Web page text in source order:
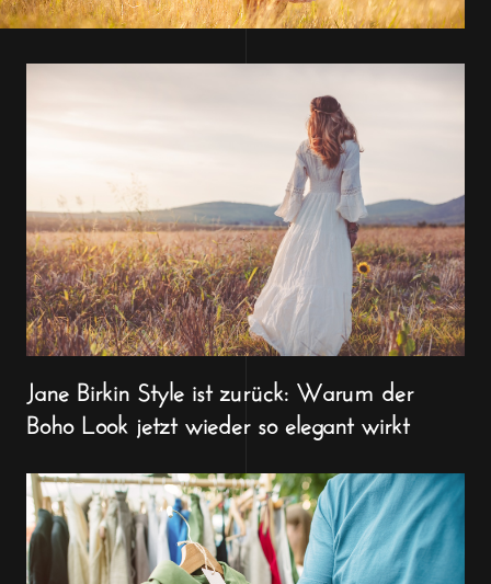
Jane Birkin Style ist zurück: Warum der
Boho Look jetzt wieder so elegant wirkt